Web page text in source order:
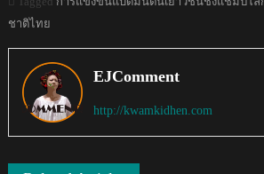
ชาติไทย
EJComment
http://kwamkidhen.com